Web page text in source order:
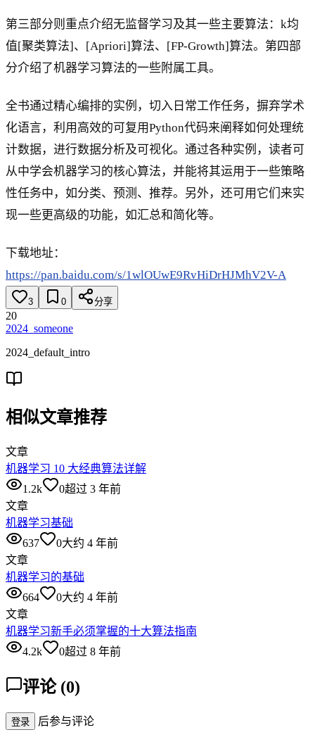
第三部分则重点介绍无监督学习及其一些主要算法：k均
值[聚类算法]、[Apriori]算法、[FP-Growth]算法。第四部
分介绍了机器学习算法的一些附属工具。
全书通过精心编排的实例，切入日常工作任务，摒弃学术
化语言，利用高效的可复用Python代码来阐释如何处理统
计数据，进行数据分析及可视化。通过各种实例，读者可
从中学会机器学习的核心算法，并能将其运用于一些策略
性任务中，如分类、预测、推荐。另外，还可用它们来实
现一些更高级的功能，如汇总和简化等。
下载地址：
https://pan.baidu.com/s/1wlOUwE9RvHiDrHJMhV2V-A
3 0 分享
20
2024_someone
2024_default_intro
相似文章推荐
文章
机器学习 10 大经典算法详解
1.2k
0超过 3 年前
文章
机器学习基础
637
0大约 4 年前
文章
机器学习的基础
664
0大约 4 年前
文章
机器学习新手必须掌握的十大算法指南
4.2k
0超过 8 年前
评论 (0)
登录 后参与评论